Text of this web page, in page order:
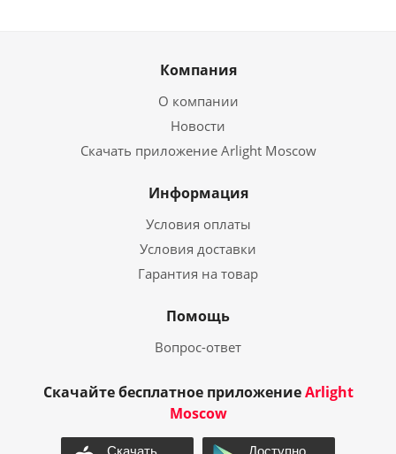
Компания
О компании
Новости
Скачать приложение Arlight Moscow
Информация
Условия оплаты
Условия доставки
Гарантия на товар
Помощь
Вопрос-ответ
Скачайте бесплатное приложениеArlight
Moscow